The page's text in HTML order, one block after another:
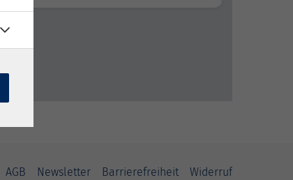
AGB Newsletter Barrierefreiheit Widerruf